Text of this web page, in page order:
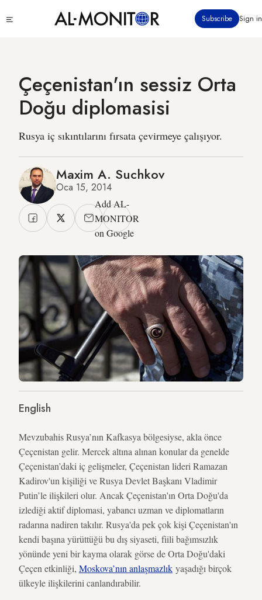
içeriğe
Subscribe Sign in
Çeçenistan'ın sessiz Orta
Doğu diplomasisi
Rusya iç sıkıntılarını fırsata çevirmeye çalışıyor.
Maxim A. Suchkov
Oca 15, 2014
Add AL-
MONITOR
on Google
English
Mevzubahis Rusya’nın Kafkasya bölgesiyse, akla önce
Çeçenistan gelir. Mercek altına alınan konular da genelde
Çeçenistan’daki iç gelişmeler, Çeçenistan lideri Ramazan
Kadirov'un kişiliği ve Rusya Devlet Başkanı Vladimir
Putin’le ilişkileri olur. Ancak Çeçenistan'ın Orta Doğu'da
izlediği aktif diplomasi, yabancı uzman ve diplomatların
radarına nadiren takılır. Rusya'da pek çok kişi Çeçenistan'ın
kendi başına yürüttüğü bu dış siyaseti, fiili bağımsızlık
yönünde yeni bir kayma olarak görse de Orta Doğu'daki
Çeçen etkinliği, Moskova’nın anlaşmazlık yaşadığı birçok
ülkeyle ilişkilerini canlandırabilir.